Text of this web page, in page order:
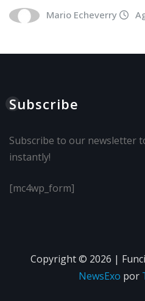
Mario Echeverry
Subscribe
Subscribe to our newsletter
instantly!
[mc4wp_form]
Copyright © 2026 |
NewsExo por